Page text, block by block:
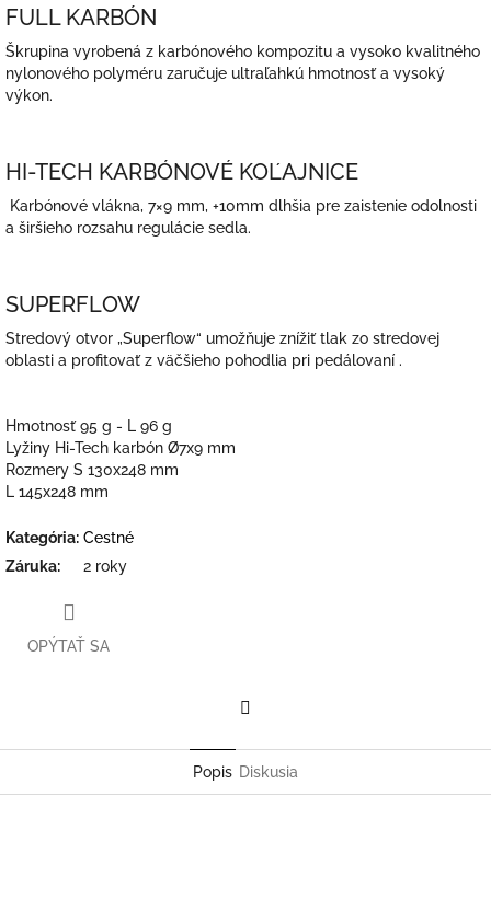
FULL KARBÓN
Škrupina vyrobená z karbónového kompozitu a vysoko kvalitného
nylonového polyméru zaručuje ultraľahkú hmotnosť a vysoký
výkon.
HI-TECH KARBÓNOVÉ KOĽAJNICE
Karbónové vlákna, 7×9 mm, +10mm dlhšia pre zaistenie odolnosti
a širšieho rozsahu regulácie sedla.
SUPERFLOW
Stredový otvor „Superflow“ umožňuje znížiť tlak zo stredovej
oblasti a profitovať z väčšieho pohodlia pri pedálovaní .
Hmotnosť95 g - L 96 g
Lyžiny Hi-Tech karbón Ø7x9 mm
Rozmery S 130x248 mm
L 145x248 mm
Kategória: Cestné
Záruka: 2 roky
OPÝTAŤ SA
Popis Diskusia